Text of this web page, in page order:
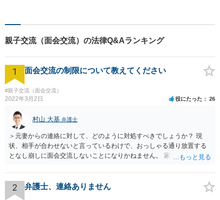
せたオーダーメイド対応を心
がけています。
親子交流（面会交流）の法律Q&Aランキング
1 面会交流の制限について教えてください
#親子交流（面会交流）
2022年3月2日 役にたった 26
村山 大基 弁護士
＞元妻からの連絡に対して、どのように対処すべきでしょうか？ 現
状、相手が合わせないと言っているわけで、おっしゃる通り放置する
となし崩しに面会交流しないことになりかねません。 家庭裁判所か
ありますが、お書きいただいた感じだとあまり効果がなさそうですよ
ね。 今後の対応としては、 ・弁護士経由で説得 ・再度調停申立て＋
間接強制といって、会わせない場合のペナルティ的なものも求める が
2 弁護士、連絡ありません